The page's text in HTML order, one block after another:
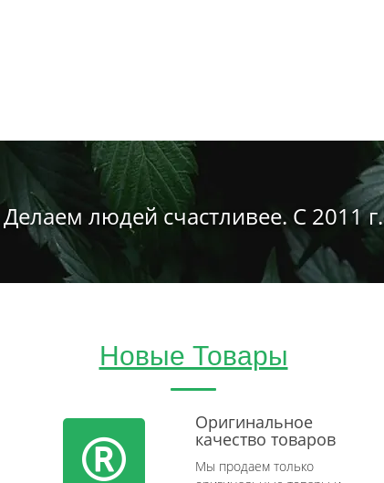
Делаем людей счастливее. С 2011 г.
Новые Товары
Оригинальное
качество товаров
Мы продаем только